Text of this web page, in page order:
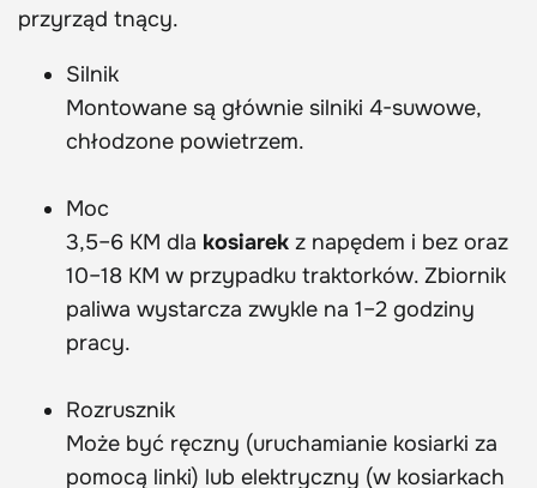
przyrząd tnący.
Silnik
Montowane są głównie silniki 4-suwowe,
chłodzone powietrzem.
Moc
3,5–6 KM dla kosiarek z napędem i bez oraz
10–18 KM w przypadku traktorków. Zbiornik
paliwa wystarcza zwykle na 1–2 godziny
pracy.
Rozrusznik
Może być ręczny (uruchamianie kosiarki za
pomocą linki) lub elektryczny (w kosiarkach